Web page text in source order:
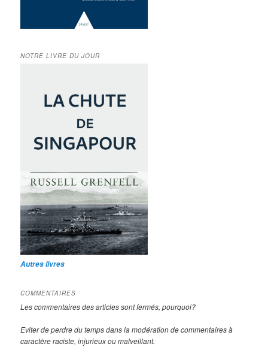
NOTRE LIVRE DU JOUR
Autres livres
COMMENTAIRES
Les commentaires des articles sont fermés, pourquoi?
Eviter de perdre du temps dans la modération de commentaires à
caractère raciste, injurieux ou malveillant.